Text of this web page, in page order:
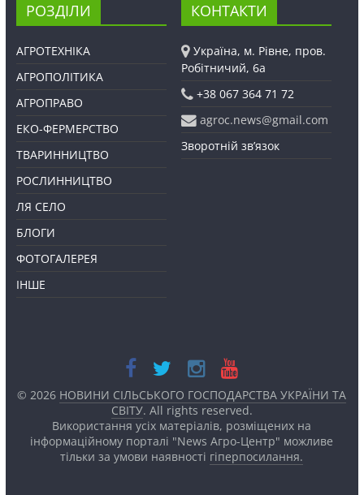
РОЗДІЛИ
АГРОТЕХНІКА
АГРОПОЛІТИКА
АГРОПРАВО
ЕКО-ФЕРМЕРСТВО
ТВАРИННИЦТВО
РОСЛИННИЦТВО
ЛЯ СЕЛО
БЛОГИ
ФОТОГАЛЕРЕЯ
ІНШЕ
КОНТАКТИ
Україна, м. Рівне, пров.
Робітничий, 6а
+38 067 364 71 72
agroc.news@gmail.com
Зворотній зв’язок
© 2026 НОВИНИ СІЛЬСЬКОГО ГОСПОДАРСТВА УКРАЇНИ ТА
СВІТУ. All rights reserved.
Використання усіх матеріалів, розміщених на
інформаційному порталі "News Агро-Центр" можливе
тільки за умови наявності гіперпосилання.